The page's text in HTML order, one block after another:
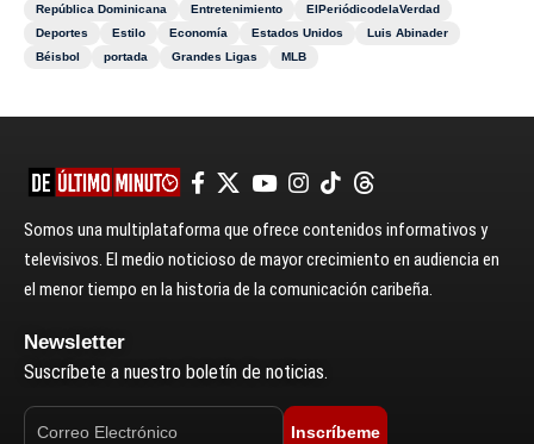
República Dominicana
Entretenimiento
ElPeriódicodelaVerdad
Deportes
Estilo Economía Estados Unidos
Luis Abinader
Béisbol
portada Grandes Ligas MLB
Somos una multiplataforma que ofrece contenidos informativos y
televisivos. El medio noticioso de mayor crecimiento en audiencia en
el menor tiempo en la historia de la comunicación caribeña.
Newsletter
Suscríbete a nuestro boletín de noticias.
Inscríbeme